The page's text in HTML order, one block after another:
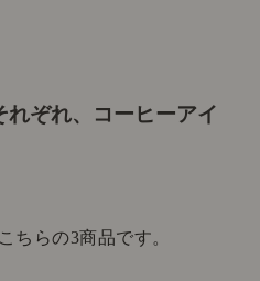
ぞれ、コーヒーアイ
ちらの3商品です。